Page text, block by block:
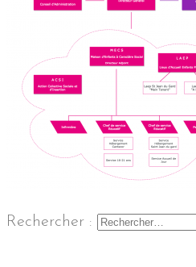
Rechercher :